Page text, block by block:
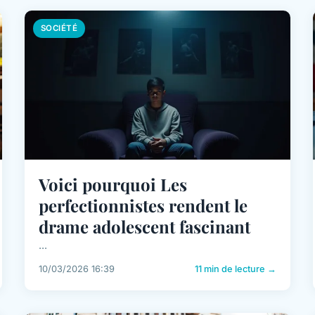
SOCIÉTÉ
Voici pourquoi Les
perfectionnistes rendent le
drame adolescent fascinant
...
10/03/2026 16:39 11 min de lecture →